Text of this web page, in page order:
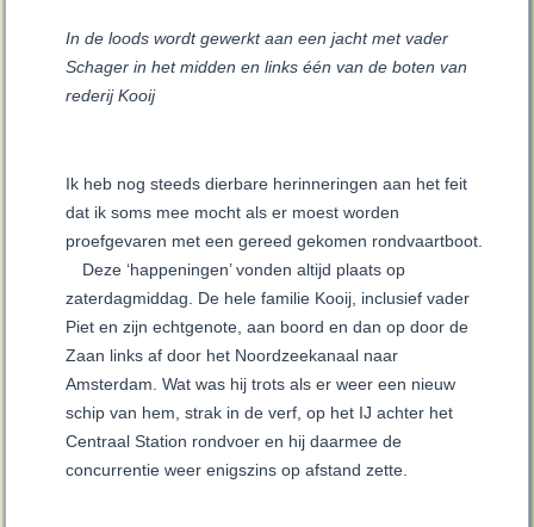
In de loods wordt gewerkt aan een jacht met vader
Schager in het midden en links één van de boten van
rederij Kooij
Ik heb nog steeds dierbare herinneringen aan het feit
dat ik soms mee mocht als er moest worden
proefgevaren met een gereed gekomen rondvaartboot.
Deze ‘happeningen’ vonden altijd plaats op
zaterdagmiddag. De hele familie Kooij, inclusief vader
Piet en zijn echtgenote, aan boord en dan op door de
Zaan links af door het Noordzeekanaal naar
Amsterdam. Wat was hij trots als er weer een nieuw
schip van hem, strak in de verf, op het IJ achter het
Centraal Station rondvoer en hij daarmee de
concurrentie weer enigszins op afstand zette.